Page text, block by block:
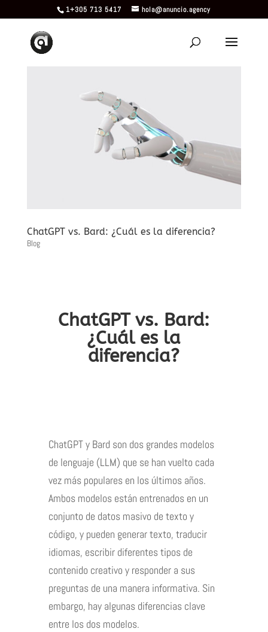
1+305 713 5417 hola@anuncio.agency
ChatGPT vs. Bard: ¿Cuál es la diferencia?
Blog
ChatGPT vs. Bard:
¿Cuál es la
diferencia?
ChatGPT y Bard son dos grandes modelos
de lenguaje (LLM) que se han vuelto cada
vez más populares en los últimos años.
Ambos modelos están entrenados en un
conjunto de datos masivo de texto y
código, y pueden generar texto, traducir
idiomas, escribir diferentes tipos de
contenido creativo y responder a sus
preguntas de una manera informativa. Sin
embargo, hay algunas diferencias clave
entre los dos modelos.